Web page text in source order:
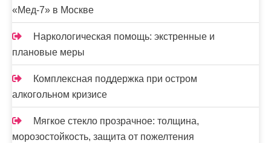
«Мед-7» в Москве
Наркологическая помощь: экстренные и
плановые меры
Комплексная поддержка при остром
алкогольном кризисе
Мягкое стекло прозрачное: толщина,
морозостойкость, защита от пожелтения